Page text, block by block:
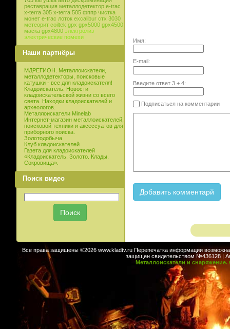
реставрация металлодетектор e-trac
x-terra 305 x-terra 505 фппр чистка
монет e-trac лоток excalibur стх 3030
метеорит coiltek gpx gpx5000 gpx4500
маска gpx4800 электролиз
электрические помехи
Наши партнёры
МДРЕГИОН. Металлоискатели,
металлодетекторы, поисковые
катушки - все для кладоискателя!
Кладоискатель. Новости
кладоискательской жизни со всего
света. Находки кладоискателей и
археологов.
Металлоискатели Minelab
Интернет-магазин металлоискателей,
поисковой техники и аксессуатов для
приборного поиска.
Золотодобыча
Клуб кладоискателей
Газета для кладоискателей
«Кладоискатель. Золото. Клады.
Сокровища».
Поиск видео
Имя:
E-mail:
Введите ответ 3+ 4:
Подписаться на комментарии
Все права защищены ©2026 www.kladtv.ru Перепечатка информации возможна
защищен свидетельством №436128 |
Металлоискатели и